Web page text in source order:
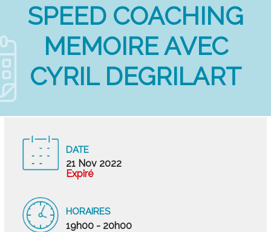
SPEED COACHING
MEMOIRE AVEC
CYRIL DEGRILART
DATE
21 Nov 2022
Expiré
HORAIRES
19h00 - 20h00